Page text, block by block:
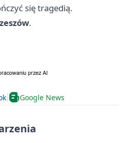
się tragedią.
.
Google News